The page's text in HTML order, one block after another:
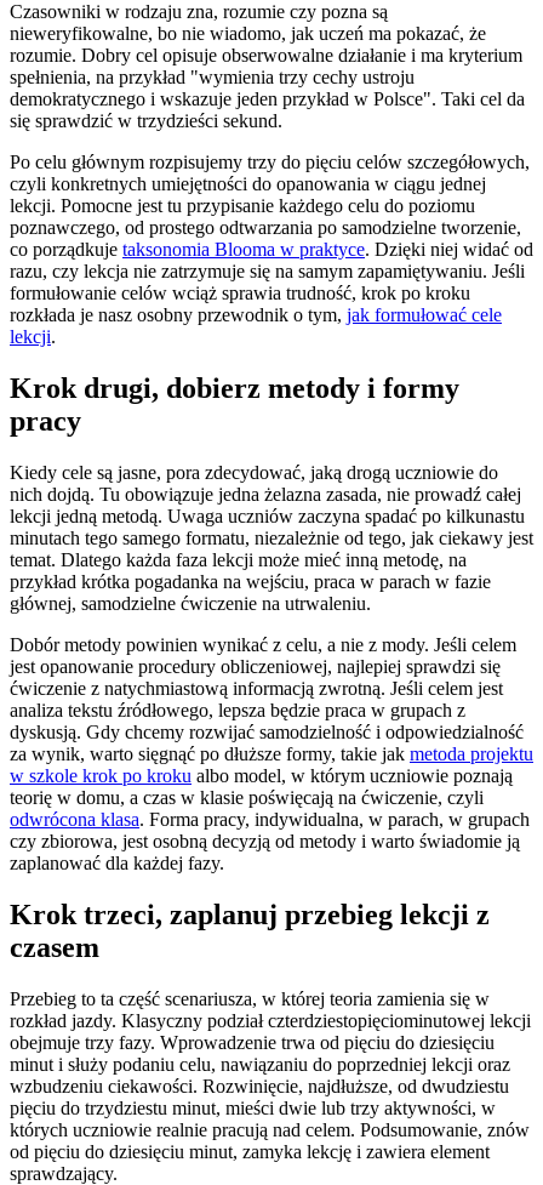
Czasowniki w rodzaju zna, rozumie czy pozna są
nieweryfikowalne, bo nie wiadomo, jak uczeń ma pokazać, że
rozumie. Dobry cel opisuje obserwowalne działanie i ma kryterium
spełnienia, na przykład "wymienia trzy cechy ustroju
demokratycznego i wskazuje jeden przykład w Polsce". Taki cel da
się sprawdzić w trzydzieści sekund.
Po celu głównym rozpisujemy trzy do pięciu celów szczegółowych,
czyli konkretnych umiejętności do opanowania w ciągu jednej
lekcji. Pomocne jest tu przypisanie każdego celu do poziomu
poznawczego, od prostego odtwarzania po samodzielne tworzenie,
co porządkuje taksonomia Blooma w praktyce. Dzięki niej widać od
razu, czy lekcja nie zatrzymuje się na samym zapamiętywaniu. Jeśli
formułowanie celów wciąż sprawia trudność, krok po kroku
rozkłada je nasz osobny przewodnik o tym, jak formułować cele
lekcji.
Krok drugi, dobierz metody i formy
pracy
Kiedy cele są jasne, pora zdecydować, jaką drogą uczniowie do
nich dojdą. Tu obowiązuje jedna żelazna zasada, nie prowadź całej
lekcji jedną metodą. Uwaga uczniów zaczyna spadać po kilkunastu
minutach tego samego formatu, niezależnie od tego, jak ciekawy jest
temat. Dlatego każda faza lekcji może mieć inną metodę, na
przykład krótka pogadanka na wejściu, praca w parach w fazie
głównej, samodzielne ćwiczenie na utrwaleniu.
Dobór metody powinien wynikać z celu, a nie z mody. Jeśli celem
jest opanowanie procedury obliczeniowej, najlepiej sprawdzi się
ćwiczenie z natychmiastową informacją zwrotną. Jeśli celem jest
analiza tekstu źródłowego, lepsza będzie praca w grupach z
dyskusją. Gdy chcemy rozwijać samodzielność i odpowiedzialność
za wynik, warto sięgnąć po dłuższe formy, takie jak metoda projektu
w szkole krok po kroku albo model, w którym uczniowie poznają
teorię w domu, a czas w klasie poświęcają na ćwiczenie, czyli
odwrócona klasa. Forma pracy, indywidualna, w parach, w grupach
czy zbiorowa, jest osobną decyzją od metody i warto świadomie ją
zaplanować dla każdej fazy.
Krok trzeci, zaplanuj przebieg lekcji z
czasem
Przebieg to ta część scenariusza, w której teoria zamienia się w
rozkład jazdy. Klasyczny podział czterdziestopięciominutowej lekcji
obejmuje trzy fazy. Wprowadzenie trwa od pięciu do dziesięciu
minut i służy podaniu celu, nawiązaniu do poprzedniej lekcji oraz
wzbudzeniu ciekawości. Rozwinięcie, najdłuższe, od dwudziestu
pięciu do trzydziestu minut, mieści dwie lub trzy aktywności, w
których uczniowie realnie pracują nad celem. Podsumowanie, znów
od pięciu do dziesięciu minut, zamyka lekcję i zawiera element
sprawdzający.